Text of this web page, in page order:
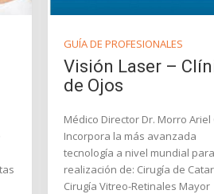
GUÍA DE PROFESIONALES
Visión Laser –
de Ojos
Médico Director Dr. Morro Ariel
Incorpora la más avanzada
tecnología a nivel mundial
realización de: Cirugía de Cataratas
Cirugía Vitreo-Retinales Mayor